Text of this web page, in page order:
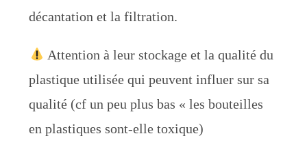
décantation et la filtration.
Attention à leur stockage et la qualité du
plastique utilisée qui peuvent influer sur sa
qualité (cf un peu plus bas « les bouteilles
en plastiques sont-elle toxique)